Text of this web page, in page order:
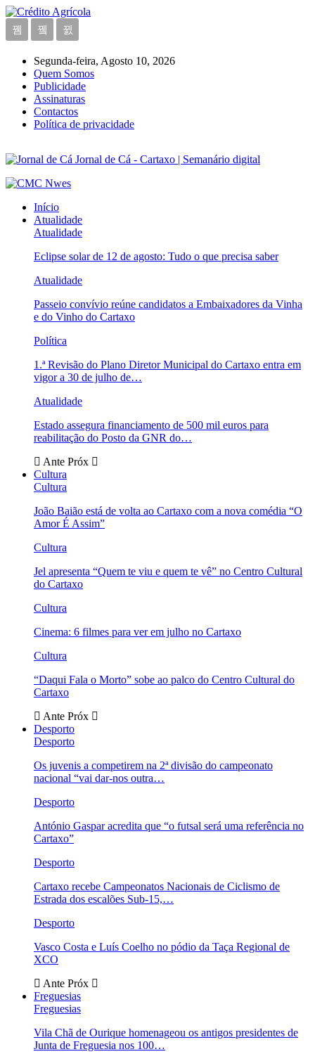
Segunda-feira, Agosto 10, 2026
Quem Somos
Publicidade
Assinaturas
Contactos
Política de privacidade
Jornal de Cá - Cartaxo | Semanário digital
Início
Atualidade
Atualidade
Eclipse solar de 12 de agosto: Tudo o que precisa saber
Atualidade
Passeio convívio reúne candidatos a Embaixadores da Vinha
e do Vinho do Cartaxo
Política
1.ª Revisão do Plano Diretor Municipal do Cartaxo entra em
vigor a 30 de julho de…
Atualidade
Estado assegura financiamento de 500 mil euros para
reabilitação do Posto da GNR do…
Ante Próx
Cultura
Cultura
João Baião está de volta ao Cartaxo com a nova comédia “O
Amor É Assim”
Cultura
Jel apresenta “Quem te viu e quem te vê” no Centro Cultural
do Cartaxo
Cultura
Cinema: 6 filmes para ver em julho no Cartaxo
Cultura
“Daqui Fala o Morto” sobe ao palco do Centro Cultural do
Cartaxo
Ante Próx
Desporto
Desporto
Os juvenis a competirem na 2ª divisão do campeonato
nacional “vai dar-nos outra…
Desporto
António Gaspar acredita que “o futsal será uma referência no
Cartaxo”
Desporto
Cartaxo recebe Campeonatos Nacionais de Ciclismo de
Estrada dos escalões Sub-15,…
Desporto
Vasco Costa e Luís Coelho no pódio da Taça Regional de
XCO
Ante Próx
Freguesias
Freguesias
Vila Chã de Ourique homenageou os antigos presidentes de
Junta de Freguesia nos 100…